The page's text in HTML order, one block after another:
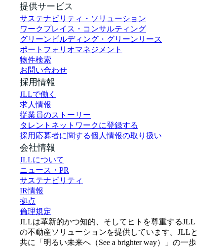
提供サービス
サステナビリティ・ソリューション
ワークプレイス・コンサルティング
グリーンビルディング・グリーンリース
ポートフォリオマネジメント
物件検索
お問い合わせ
採用情報
JLLで働く
求人情報
従業員のストーリー
タレントネットワークに登録する
採用応募者に関する個人情報の取り扱い
会社情報
JLLについて
ニュース・PR
サステナビリティ
IR情報
拠点
倫理規定
JLLは革新的かつ知的、そしてヒトを尊重するJLL
の不動産ソリューションを提供しています。JLLと
共に「明るい未来へ（See a brighter way）」の一歩